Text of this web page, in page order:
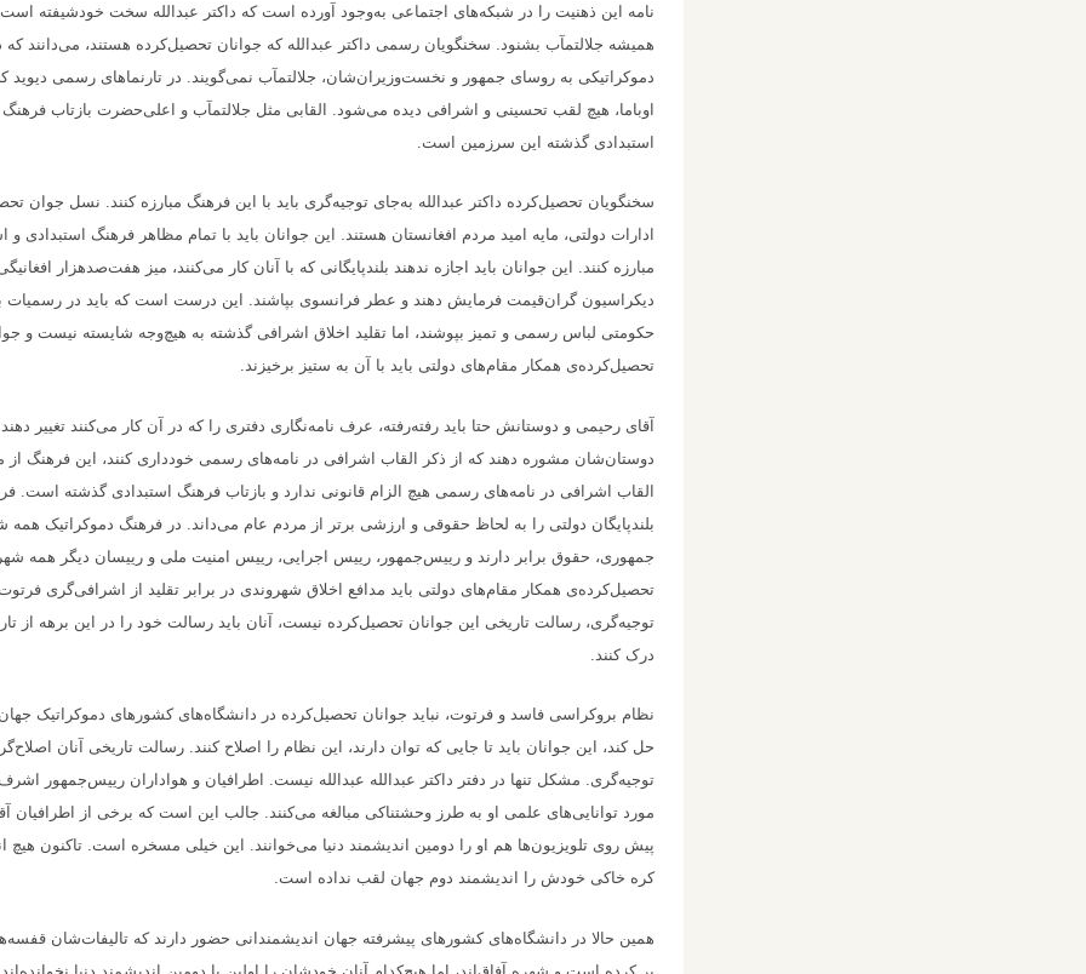
نامه این ذهنیت را در شبکه‌های اجتماعی به‌وجود آورده است که داکتر عبدالله سخت خودشیفته
همیشه جلالتمآب بشنود. سخنگویان رسمی داکتر عبدالله که جوانان تحصیل‌کرده هستند، می‌دانند که
دموکراتیکی به روسای جمهور و نخست‌وزیران‌شان، جلالتمآب نمی‌گویند. در تارنماهای رسمی دیوید
اوباما، هیچ لقب تحسینی و اشرافی دیده می‌شود. القابی مثل جلالتمآب و اعلی‌حضرت بازتاب
استبدادی گذشته این سرزمین است.
سخنگویان تحصیل‌کرده داکتر عبدالله به‌جای توجیه‌گری باید با این فرهنگ مبارزه کنند. نسل جوان
ادارات دولتی، مایه امید مردم افغانستان هستند. این جوانان باید با تمام مظاهر فرهنگ استبدادی و
مبارزه کنند. این جوانان باید اجازه ندهند بلندپایگانی که با آنان کار می‌کنند، میز هفت‌صدهزار
دیکراسیون گران‌قیمت فرمایش دهند و عطر فرانسوی بپاشند. این درست است که باید در رسمیات
حکومتی لباس رسمی و تمیز بپوشند، اما تقلید اخلاق اشرافی گذشته به هیچ‌وجه شایسته نیست و
تحصیل‌کرده‌ی همکار مقام‌های دولتی باید با آن به ستیز برخیزند.
آقای رحیمی و دوستانش حتا باید رفته‌رفته، عرف نامه‌نگاری دفتری را که در آن کار می‌کنند تغییر
دوستان‌شان مشوره دهند که از ذکر القاب اشرافی در نامه‌های رسمی خودداری کنند، این فرهنگ از
القاب اشرافی در نامه‌های رسمی هیچ الزام قانونی ندارد و بازتاب فرهنگ استبدادی گذشته است.
بلندپایگان دولتی را به لحاظ حقوقی و ارزشی برتر از مردم عام می‌داند. در فرهنگ دموکراتیک همه
جمهوری، حقوق برابر دارند و رییس‌جمهور، رییس اجرایی، رییس امنیت ملی و رییسان دیگر همه
تحصیل‌کرده‌ی همکار مقام‌های دولتی باید مدافع اخلاق شهروندی در برابر تقلید از اشرافی‌گری
توجیه‌گری، رسالت تاریخی این جوانان تحصیل‌کرده نیست، آنان باید رسالت خود را در این برهه از
درک کنند.
نظام بروکراسی فاسد و فرتوت، نباید جوانان تحصیل‌کرده در دانشگاه‌های کشورهای دموکراتیک
حل کند، این جوانان باید تا جایی که توان دارند، این نظام را اصلاح کنند. رسالت تاریخی آنان
توجیه‌گری. مشکل تنها در دفتر داکتر عبدالله عبدالله نیست. اطرافیان و هواداران رییس‌جمهور اشرف
مورد توانایی‌های علمی او به طرز وحشتناکی مبالغه می‌کنند. جالب این است که برخی از اطرافیان
پیش روی تلویزیون‌ها هم او را دومین اندیشمند دنیا می‌خوانند. این خیلی مسخره است. تاکنون هیچ
کره خاکی خودش را اندیشمند دوم جهان لقب نداده است.
همین حالا در دانشگاه‌های کشورهای پیشرفته جهان اندیشمندانی حضور دارند که تالیفات‌شان